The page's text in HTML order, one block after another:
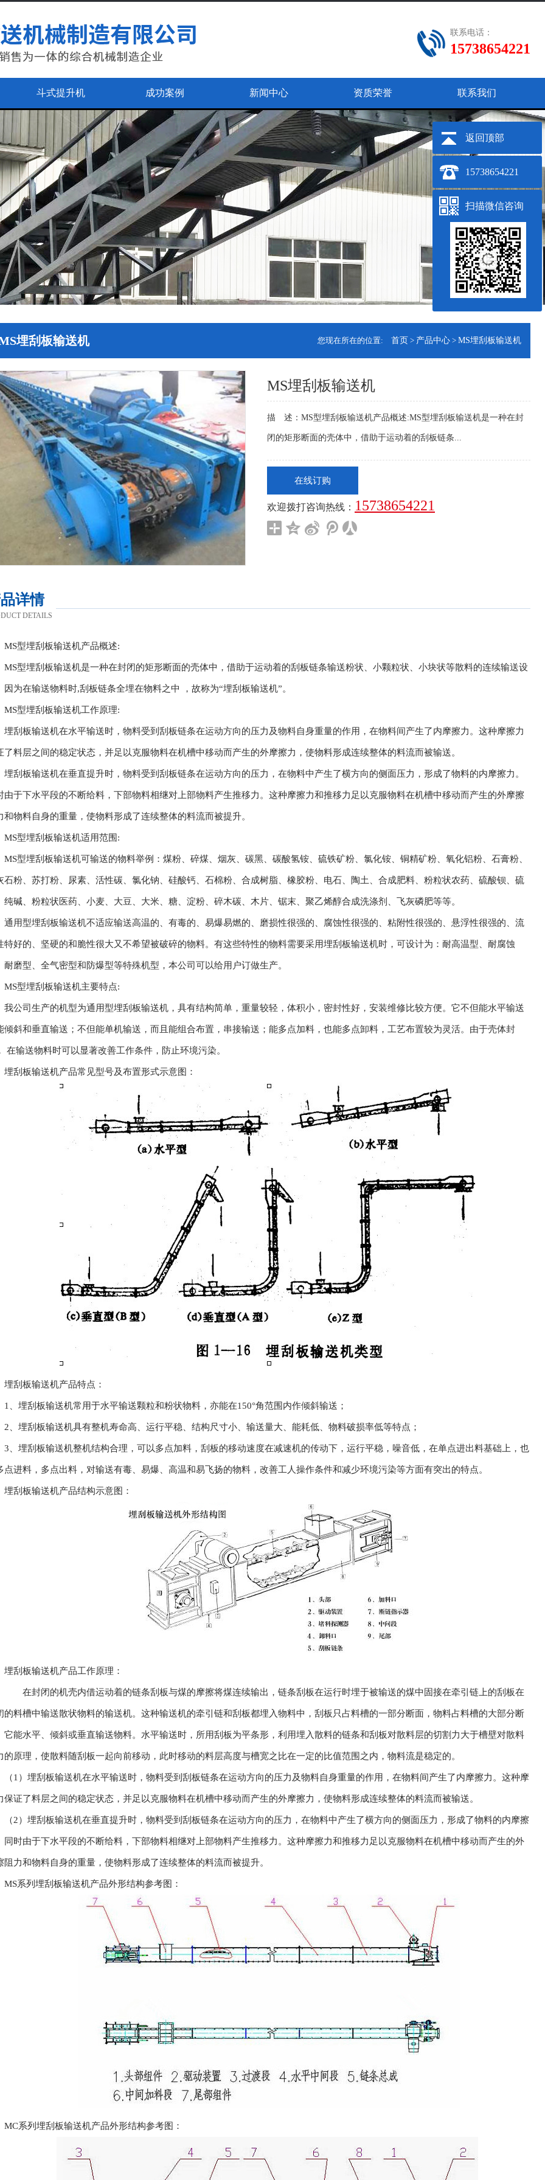
联系电话：
15738654221
斗式提升机 成功案例 新闻中心 资质荣誉 联系我们
埋刮板输送机 您现在所在的位置: 首页 > 产品中心 > MS埋刮板输送机
MS埋刮板输送机
描 述：MS型埋刮板输送机产品概述:MS型埋刮板输送机是一种在封
闭的矩形断面的壳体中，借助于运动着的刮板链条...
在线订购
欢迎拨打咨询热线： 15738654221
详情
DETAILS
MS型埋刮板输送机产品概述:
MS型埋刮板输送机是一种在封闭的矩形断面的壳体中，借助于运动着的刮板链条输送粉状、小颗粒状、小块状等散料的连续输送设
因为在输送物料时,刮板链条全埋在物料之中 ，故称为“埋刮板输送机”。
MS型埋刮板输送机工作原理:
埋刮板输送机在水平输送时，物料受到刮板链条在运动方向的压力及物料自身重量的作用，在物料间产生了内摩擦力。这种摩擦力
了料层之间的稳定状态，并足以克服物料在机槽中移动而产生的外摩擦力，使物料形成连续整体的料流而被输送。
埋刮板输送机在垂直提升时，物料受到刮板链条在运动方向的压力，在物料中产生了横方向的侧面压力，形成了物料的内摩擦力。
由于下水平段的不断给料，下部物料相继对上部物料产生推移力。这种摩擦力和推移力足以克服物料在机槽中移动而产生的外摩擦
和物料自身的重量，使物料形成了连续整体的料流而被提升。
MS型埋刮板输送机适用范围:
MS型埋刮板输送机可输送的物料举例：煤粉、碎煤、烟灰、碳黑、碳酸氢铵、硫铁矿粉、氯化铵、铜精矿粉、氧化铝粉、石膏粉、
石粉、苏打粉、尿素、活性碳、氯化钠、硅酸钙、石棉粉、合成树脂、橡胶粉、电石、陶土、合成肥料、粉粒状农药、硫酸钡、硫
纯碱、粉粒状医药、小麦、大豆、大米、糖、淀粉、碎木碳、木片、锯末、聚乙烯醇合成洗涤剂、飞灰磷肥等等。
通用型埋刮板输送机不适应输送高温的、有毒的、易爆易燃的、磨损性很强的、腐蚀性很强的、粘附性很强的、悬浮性很强的、流
特好的、坚硬的和脆性很大又不希望被破碎的物料。有这些特性的物料需要采用埋刮板输送机时，可设计为：耐高温型、耐腐蚀
耐磨型、全气密型和防爆型等特殊机型，本公司可以给用户订做生产。
MS型埋刮板输送机主要特点:
我公司生产的机型为通用型埋刮板输送机，具有结构简单，重量较轻，体积小，密封性好，安装维修比较方便。它不但能水平输送
倾斜和垂直输送；不但能单机输送，而且能组合布置，串接输送；能多点加料，也能多点卸料，工艺布置较为灵活。由于壳体封
在输送物料时可以显著改善工作条件，防止环境污染。
埋刮板输送机产品常见型号及布置形式示意图：
埋刮板输送机产品特点：
1、埋刮板输送机常用于水平输送颗粒和粉状物料，亦能在150°角范围内作倾斜输送；
2、埋刮板输送机具有整机寿命高、运行平稳、结构尺寸小、输送量大、能耗低、物料破损率低等特点；
3、埋刮板输送机整机结构合理，可以多点加料，刮板的移动速度在减速机的传动下，运行平稳，噪音低，在单点进出料基础上，也
点进料，多点出料，对输送有毒、易爆、高温和易飞扬的物料，改善工人操作条件和减少环境污染等方面有突出的特点。
埋刮板输送机产品结构示意图：
埋刮板输送机产品工作原理：
在封闭的机壳内借运动着的链条刮板与煤的摩擦将煤连续输出，链条刮板在运行时埋于被输送的煤中固接在牵引链上的刮板在
的料槽中输送散状物料的输送机。这种输送机的牵引链和刮板都埋入物料中，刮板只占料槽的一部分断面，物料占料槽的大部分断
它能水平、倾斜或垂直输送物料。水平输送时，所用刮板为平条形，利用埋入散料的链条和刮板对散料层的切割力大于槽壁对散料
的原理，使散料随刮板一起向前移动，此时移动的料层高度与槽宽之比在一定的比值范围之内，物料流是稳定的。
（1）埋刮板输送机在水平输送时，物料受到刮板链条在运动方向的压力及物料自身重量的作用，在物料间产生了内摩擦力。这种摩
保证了料层之间的稳定状态，并足以克服物料在机槽中移动而产生的外摩擦力，使物料形成连续整体的料流而被输送。
（2）埋刮板输送机在垂直提升时，物料受到刮板链条在运动方向的压力，在物料中产生了横方向的侧面压力，形成了物料的内摩擦
同时由于下水平段的不断给料，下部物料相继对上部物料产生推移力。这种摩擦力和推移力足以克服物料在机槽中移动而产生的外
阻力和物料自身的重量，使物料形成了连续整体的料流而被提升。
MS系列埋刮板输送机产品外形结构参考图：
MC系列埋刮板输送机产品外形结构参考图：
返回顶部
15738654221
扫描微信咨询